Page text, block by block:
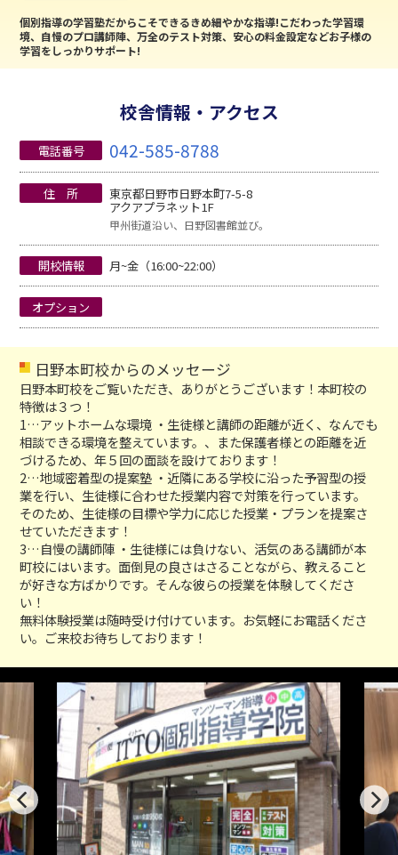
個別指導の学習塾だからこそできるきめ細やかな指導!こだわった学習環
境、自慢のプロ講師陣、万全のテスト対策、安心の料金設定などお子様の
学習をしっかりサポート!
校舎情報・アクセス
電話番号 042-585-8788
住 所 東京都日野市日野本町7-5-8
アクアプラネット1F
甲州街道沿い、日野図書館並び。
開校情報 月~金（16:00~22:00）
オプション
日野本町校からのメッセージ
日野本町校をご覧いただき、ありがとうございます！本町校の
特徴は３つ！
1…アットホームな環境 ・生徒様と講師の距離が近く、なんでも
相談できる環境を整えています。、また保護者様との距離を近
づけるため、年５回の面談を設けております！
2…地域密着型の提案塾 ・近隣にある学校に沿った予習型の授
業を行い、生徒様に合わせた授業内容で対策を行っています。
そのため、生徒様の目標や学力に応じた授業・プランを提案さ
せていただきます！
3…自慢の講師陣 ・生徒様には負けない、活気のある講師が本
町校にはいます。面倒見の良さはさることながら、教えること
が好きな方ばかりです。そんな彼らの授業を体験してくださ
い！
無料体験授業は随時受け付けています。お気軽にお電話くださ
い。ご来校お待ちしております！